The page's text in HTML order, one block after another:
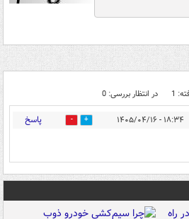
1 در انتظار بررسی: 0
۱۸:۳۴ - ۱۴۰۵/۰۴/۱۶ 0 پاسخ